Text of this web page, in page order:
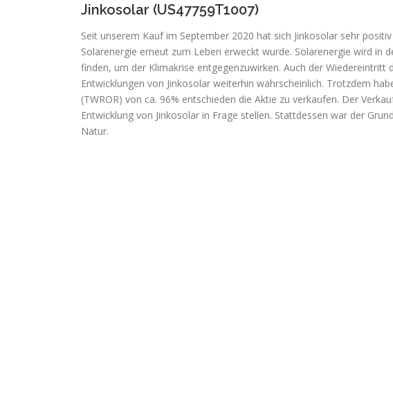
Jinkosolar (US47759T1007)
Seit unserem Kauf im September 2020 hat sich Jinkosolar sehr
Solarenergie erneut zum Leben erweckt wurde. Solarenergie wird in
finden, um der Klimakrise entgegenzuwirken. Auch der
Entwicklungen von Jinkosolar weiterhin wahrscheinlich. Trotzdem
(TWROR) von ca. 96% entschieden die Aktie zu verkaufen. Der
Entwicklung von Jinkosolar in Frage stellen. Stattdessen war der
Natur.